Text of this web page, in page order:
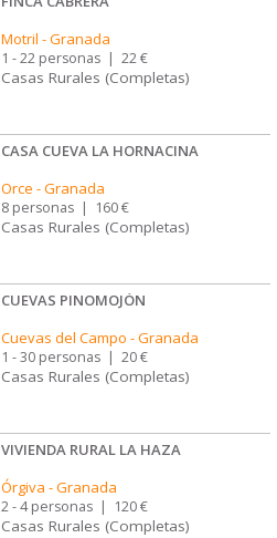
Motril -Granada
1 - 22 personas 22 €
Casas Rurales (Completas)
CASA CUEVA LA HORNACINA
Orce -Granada
8 personas | 160 €
Casas Rurales (Completas)
CUEVAS PINOMOJÓN
Cuevas del Campo -Granada
1 - 30 personas | 20 €
Casas Rurales (Completas)
VIVIENDA RURAL LA HAZA
Órgiva -Granada
2 - 4 personas | 120 €
Casas Rurales (Completas)